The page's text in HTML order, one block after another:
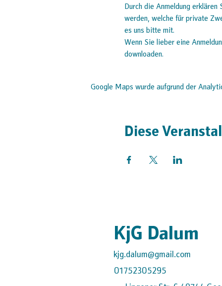
Durch die Anmeldung
werden, welche für private
es uns bitte mit.
Wenn Sie lieber eine
downloaden.
Google Maps wurde aufgrund der
Diese
KjG Dalum
kjg.dalum@gmail.com
01752305295